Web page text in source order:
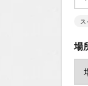
ス
場